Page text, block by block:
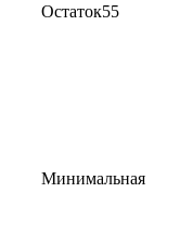
Остаток55
Минимальная